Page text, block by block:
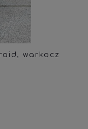
warkocz